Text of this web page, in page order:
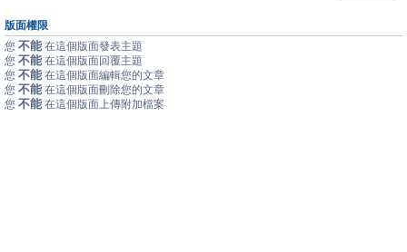
版面權限
您 不能 在這個版面發表主題
您 不能 在這個版面回覆主題
您 不能 在這個版面編輯您的文章
您 不能 在這個版面刪除您的文章
您 不能 在這個版面上傳附加檔案